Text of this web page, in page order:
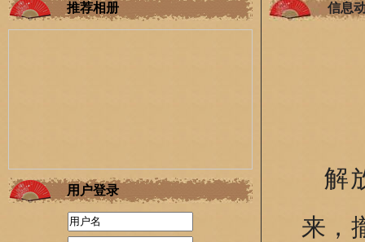
推荐相册
用户登录
信息
解
来，